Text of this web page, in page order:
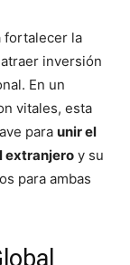
fortalecer la
inversión
En un
vitales, esta
para unir el
extranjero y su
para ambas